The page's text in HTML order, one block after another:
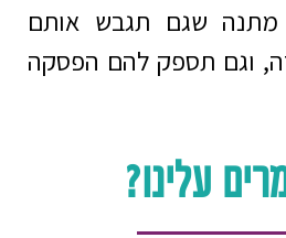
מתנה שגם תגבש אותם
וגם תספק להם הפסקה
עלינו?